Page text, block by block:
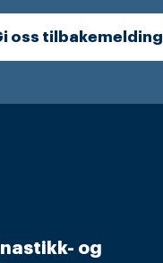
oss tilbakemelding
og